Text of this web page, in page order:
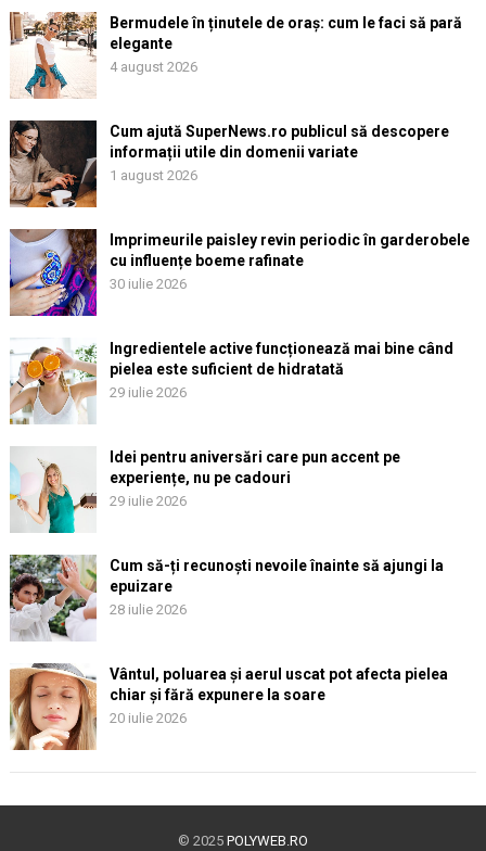
Bermudele în ținutele de oraș: cum le faci să pară
elegante
4 august 2026
Cum ajută SuperNews.ro publicul să descopere
informații utile din domenii variate
1 august 2026
Imprimeurile paisley revin periodic în garderobele
cu influențe boeme rafinate
30 iulie 2026
Ingredientele active funcționează mai bine când
pielea este suficient de hidratată
29 iulie 2026
Idei pentru aniversări care pun accent pe
experiențe, nu pe cadouri
29 iulie 2026
Cum să-ți recunoști nevoile înainte să ajungi la
epuizare
28 iulie 2026
Vântul, poluarea și aerul uscat pot afecta pielea
chiar și fără expunere la soare
20 iulie 2026
© 2025 POLYWEB.RO